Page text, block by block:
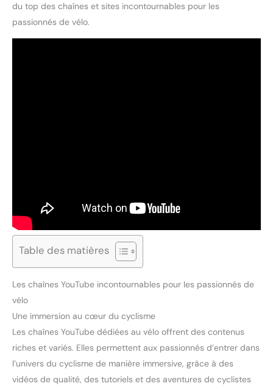
du top des chaînes et sites incontournables pour les
passionnés de vélo.
Table des matières
Les chaînes YouTube incontournables pour les passionnés de
vélo
Une immersion au cœur du cyclisme
Les chaînes YouTube dédiées au vélo offrent des contenus
riches et variés. Elles permettent aux passionnés d’entrer dans
l’univers du cyclisme de manière immersive, grâce à des
vidéos de qualité, des tutoriels et des aventures de cyclistes